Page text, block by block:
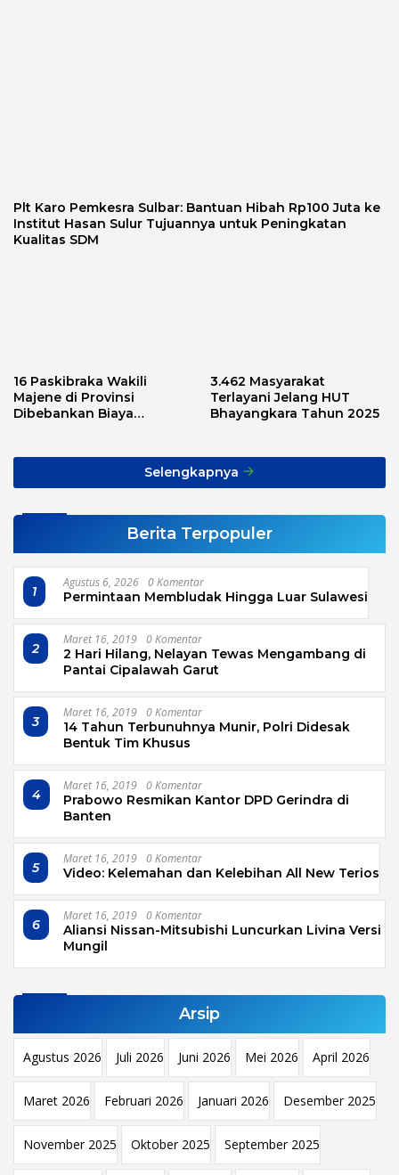
Plt Karo Pemkesra Sulbar: Bantuan Hibah Rp100 Juta ke
Institut Hasan Sulur Tujuannya untuk Peningkatan
Kualitas SDM
16 Paskibraka Wakili
Majene di Provinsi
Dibebankan Biaya
3.462 Masyarakat
Terlayani Jelang HUT
Bhayangkara Tahun 2025
Selengkapnya
Berita Terpopuler
1
Agustus 6, 2026 0 Komentar
Permintaan Membludak Hingga Luar Sulawesi
2
Maret 16, 2019 0 Komentar
2 Hari Hilang, Nelayan Tewas Mengambang di
Pantai Cipalawah Garut
3
Maret 16, 2019 0 Komentar
14 Tahun Terbunuhnya Munir, Polri Didesak
Bentuk Tim Khusus
4
Maret 16, 2019 0 Komentar
Prabowo Resmikan Kantor DPD Gerindra di
Banten
5
Maret 16, 2019 0 Komentar
Video: Kelemahan dan Kelebihan All New Terios
6
Maret 16, 2019 0 Komentar
Aliansi Nissan-Mitsubishi Luncurkan Livina Versi
Mungil
Arsip
Agustus 2026 Juli 2026 Juni 2026 Mei 2026 April 2026
Maret 2026 Februari 2026 Januari 2026 Desember 2025
November 2025 Oktober 2025 September 2025